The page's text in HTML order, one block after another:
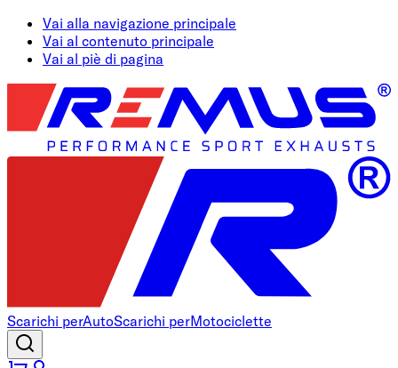
Vai alla navigazione principale
Vai al contenuto principale
Vai al piè di pagina
Scarichi perAutoScarichi perMotociclette